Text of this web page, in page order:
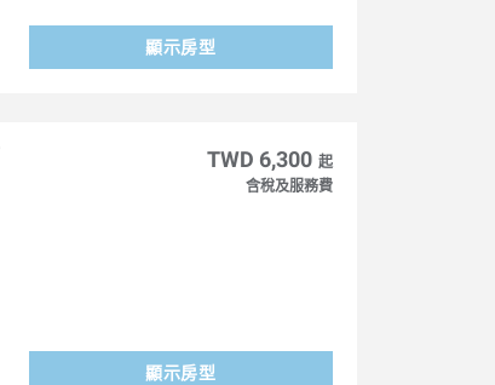
顯示房型
TWD 6,300 起
含稅及服務費
顯示房型